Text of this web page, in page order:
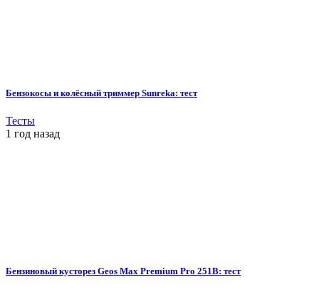
Бензокосы и колёсный триммер Sunreka: тест
Тесты
1 год назад
Бензиновый кусторез Geos Max Premium Pro 251B: тест